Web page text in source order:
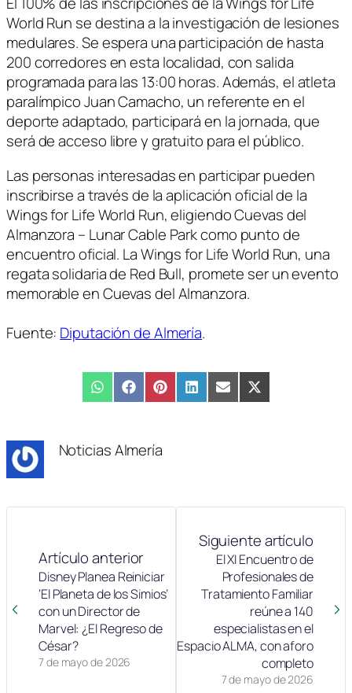
World Run se destina a la investigación de lesiones
medulares. Se espera una participación de hasta
200 corredores en esta localidad, con salida
programada para las 13:00 horas. Además, el atleta
paralímpico Juan Camacho, un referente en el
deporte adaptado, participará en la jornada, que
será de acceso libre y gratuito para el público.
Las personas interesadas en participar pueden
inscribirse a través de la aplicación oficial de la
Wings for Life World Run, eligiendo Cuevas del
Almanzora – Lunar Cable Park como punto de
encuentro oficial. La Wings for Life World Run, una
regata solidaria de Red Bull, promete ser un evento
memorable en Cuevas del Almanzora.
Fuente: Diputación de Almería.
Compartir
en
WhatsAppCompartir
en
FacebookCompartir
en
PinterestCompartir
en
LinkedInCompartir
en
EmailCompartir
en
X
(Twitter)
Noticias Almería
Artículo anterior
7 de mayo de 2026
Disney Planea Reiniciar
‘El Planeta de los Simios’
con un Director de
Marvel: ¿El Regreso de
César?
Siguiente artículo
7 de mayo de 2026
El XI Encuentro de
Profesionales de
Tratamiento Familiar
reúne a 140
especialistas en el
Espacio ALMA, con aforo
completo